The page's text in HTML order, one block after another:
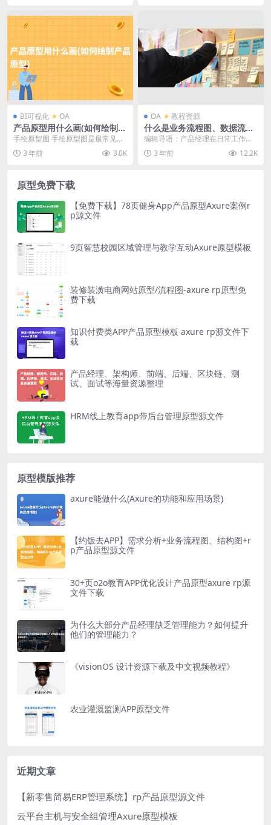
BI可视化 OA
产品原型用什么画(如何绘制产
品原型)
手绘原型图 手绘原型图是最常见的
一种绘制产品原型的方式。通过纸
和铅笔，设计师可以...
3 年前 3.0K
OA 教程资源
什么是业务流程图、数据流程
图
编辑导语：产品经理在日常工作中
经常需要绘制业务流程图，有了业
务流程图后，在整体上...
3 年前 12.2K
原型免费下载
【免费下载】78页健身App产品原型Axure案例r
p源文件
9页智慧校园区域管理与教学互动Axure原型模板
装修装潢电商网站原型/流程图-axure rp原型免
费下载
知识付费类APP产品原型模板 axure rp源文件下
载
产品经理、架构师、前端、后端、区块链、测
试、面试等海量资源整理
HRM线上教育app带后台管理原型源文件
原型模版推荐
axure能做什么(Axure的功能和应用场景)
【约饭去APP】需求分析+业务流程图、结构图+r
p产品原型源文件
30+页o2o教育APP优化设计产品原型axure rp源
文件下载
为什么大部分产品经理缺乏管理能力？如何提升
他们的管理能力？
《visionOS 设计资源下载及中文视频教程》
农业灌溉监测APP原型文件
近期文章
【新零售简易ERP管理系统】rp产品原型源文件
云平台主机与安全组管理Axure原型模板